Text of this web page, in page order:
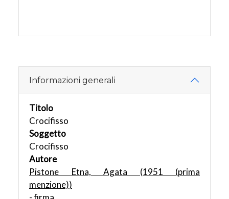
Informazioni generali
Titolo
Crocifisso
Soggetto
Crocifisso
Autore
Pistone Etna, Agata (1951 (prima
menzione))